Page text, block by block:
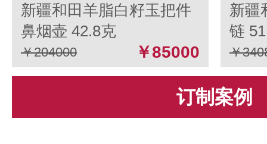
新疆和田羊脂白籽玉把件
鼻烟壶 42.8克
￥204000 ￥85000
新疆
链
￥
订制案例